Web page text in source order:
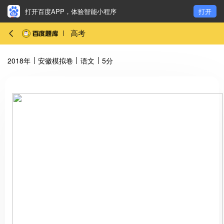
打开百度APP，体验智能小程序 打开
高考
2018年 安徽模拟卷 语文 5分